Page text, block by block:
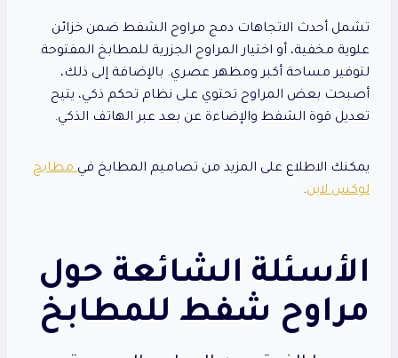
تشمل أحدث الاتجاهات دمج مراوح الشفط ضمن خزائن
علوية مخفية، أو اختيار المراوح الجزرية للمطابخ المفتوحة
لتوفير مساحة أكبر ومظهر عصري. بالإضافة إلى ذلك،
أصبحت بعض المراوح تحتوي على نظام تحكم ذكي، يتيح
تعديل قوة الشفط والإضاءة عن بعد عبر الهاتف الذكي.
يمكنك الاطلاع على المزيد من تصاميم المطابخ فيمطابخ
لوكس لاين.
الأسئلة الشائعة حول
مراوح شفط للمطابخ